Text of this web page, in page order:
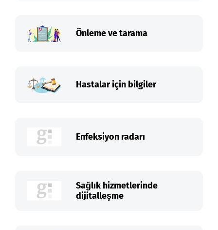
Önleme ve tarama
Hastalar için bilgiler
Enfeksiyon radarı
Sağlık hizmetlerinde
dijitalleşme